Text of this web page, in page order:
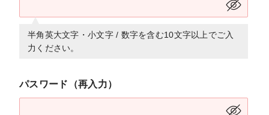
半角英大文字・小文字 / 数字を含む10文字以上でご入
力ください。
パスワード（再入力）